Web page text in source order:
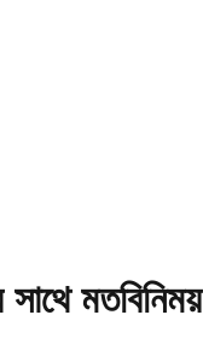
সাথে মতবিনিময়